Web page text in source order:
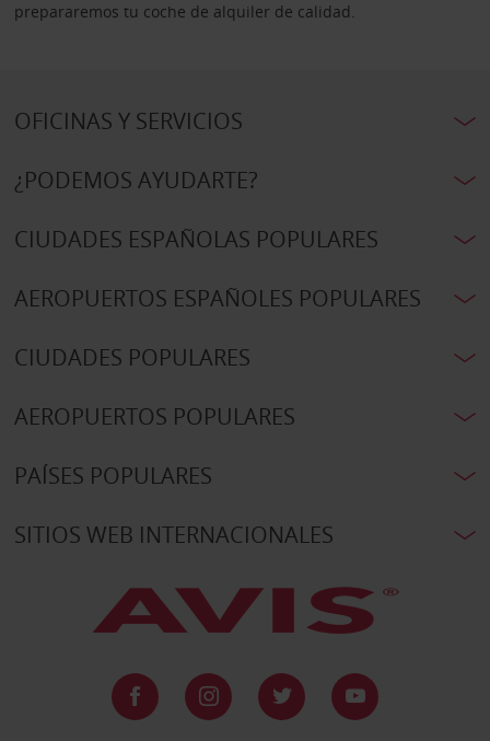
prepararemos tu coche de alquiler de calidad.
OFICINAS Y SERVICIOS
¿PODEMOS AYUDARTE?
CIUDADES ESPAÑOLAS POPULARES
AEROPUERTOS ESPAÑOLES POPULARES
CIUDADES POPULARES
AEROPUERTOS POPULARES
PAÍSES POPULARES
SITIOS WEB INTERNACIONALES